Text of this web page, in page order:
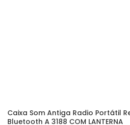
Caixa Som Antiga Radio Portátil
Bluetooth A 3188 COM LANTERNA